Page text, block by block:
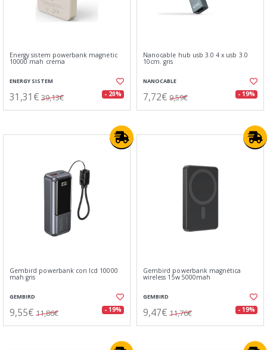
Energy sistem powerbank magnetic
10000 mah crema
ENERGY SISTEM
31,31€ 39,13€ - 20%
Nanocable hub usb 3.0 4 x usb 3.0
10cm. gris
NANOCABLE
7,72€ 9,59€ - 19%
Gembird powerbank con lcd 10000
mah gris
GEMBIRD
9,55€ 11,86€ - 19%
Gembird powerbank magnética
wireless 15w 5000mah
GEMBIRD
9,47€ 11,76€ - 19%